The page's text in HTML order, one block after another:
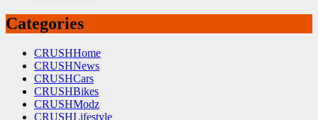
Categories
CRUSHHome
CRUSHNews
CRUSHCars
CRUSHBikes
CRUSHModz
CRUSHLifestyle